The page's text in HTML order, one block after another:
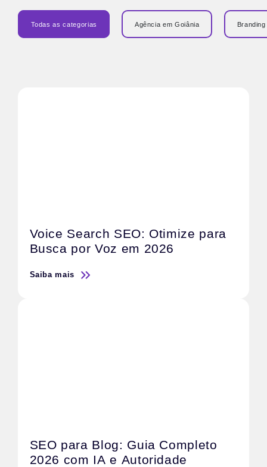
Todas as categorias Agência em Goiânia
Voice Search SEO: Otimize para
Busca por Voz em 2026
Saiba mais
SEO para Blog: Guia Completo
2026 com IA e Autoridade